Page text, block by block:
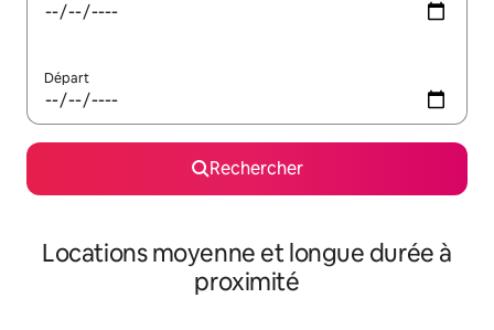
Départ
Rechercher
Locations moyenne et longue durée à
proximité